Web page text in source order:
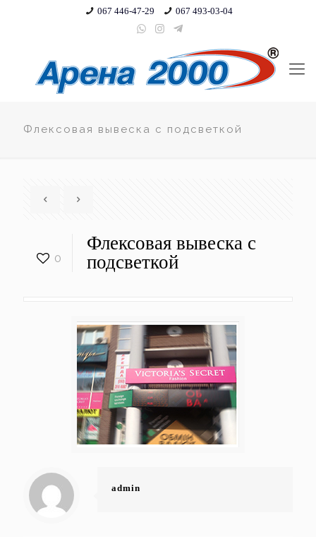
067 446-47-29 067 493-03-04
Флексовая вывеска с подсветкой
0
Флексовая вывеска с
подсветкой
admin